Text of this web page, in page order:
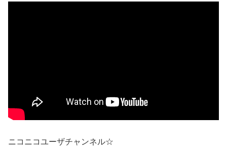
ニコニコユーザチャンネル☆